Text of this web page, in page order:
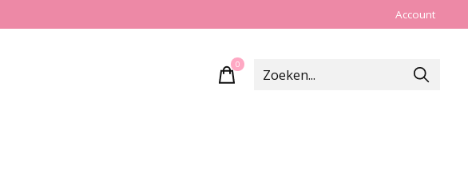
Account
0items